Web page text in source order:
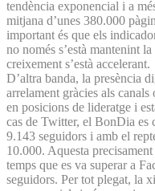
tendència exponencial i a
mitjana d’unes 380.000
important és que els
no només s’està mantenint
creixement s’està accelerant.
D’altra banda, la presència
arrelament gràcies als
en posicions de lideratge i
cas de Twitter, el BonDia es
9.143 seguidors i amb el
10.000. Aquesta
temps que es va superar a
seguidors. Per tot plegat, la